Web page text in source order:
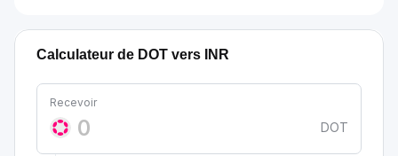
Calculateur de DOT vers INR
Recevoir
DOT